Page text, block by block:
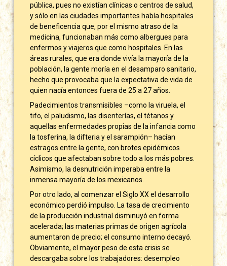
pública, pues no existían clínicas o centros de salud,
y sólo en las ciudades importantes había hospitales
de beneficencia que, por el mismo atraso de la
medicina, funcionaban más como albergues para
enfermos y viajeros que como hospitales. En las
áreas rurales, que era donde vivía la mayoría de la
población, la gente moría en el desamparo sanitario,
hecho que provocaba que la expectativa de vida de
quien nacía entonces fuera de 25 a 27 años.
Padecimientos transmisibles –como la viruela, el
tifo, el paludismo, las disenterías, el tétanos y
aquellas enfermedades propias de la infancia como
la tosferina, la difteria y el sarampión– hacían
estragos entre la gente, con brotes epidémicos
cíclicos que afectaban sobre todo a los más pobres.
Asimismo, la desnutrición imperaba entre la
inmensa mayoría de los mexicanos.
Por otro lado, al comenzar el Siglo XX el desarrollo
económico perdió impulso. La tasa de crecimiento
de la producción industrial disminuyó en forma
acelerada; las materias primas de origen agrícola
aumentaron de precio; el consumo interno decayó.
Obviamente, el mayor peso de esta crisis se
descargaba sobre los trabajadores: desempleo